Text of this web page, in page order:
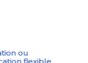
ou
flexible